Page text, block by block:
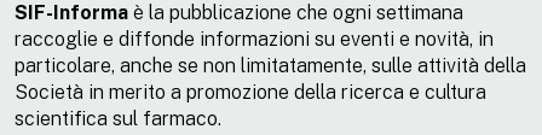
SIF-Informa è la pubblicazione che ogni settimana
raccoglie e diffonde informazioni su eventi e novità, in
particolare, anche se non limitatamente, sulle attività della
Società in merito a promozione della ricerca e cultura
scientifica sul farmaco.